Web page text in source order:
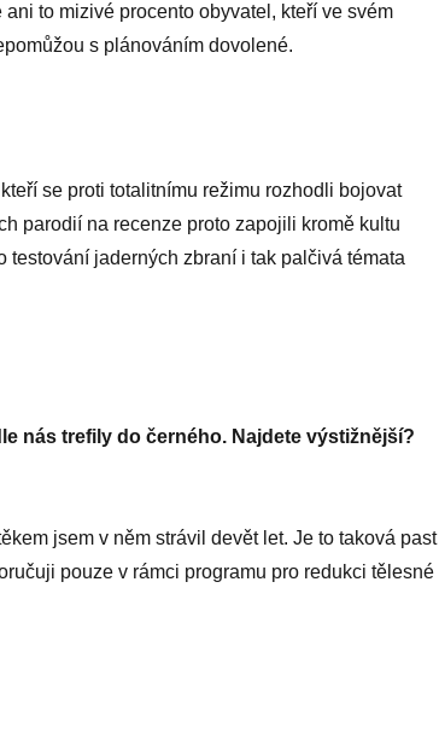
to mizivé procento obyvatel, kteří ve svém
s plánováním dovolené.
se proti totalitnímu režimu rozhodli bojovat
parodií na recenze proto zapojili kromě kultu
jaderných zbraní i tak palčivá témata
nás trefily do černého. Najdete výstižnější?
jsem v něm strávil devět let. Je to taková past
pouze v rámci programu pro redukci tělesné